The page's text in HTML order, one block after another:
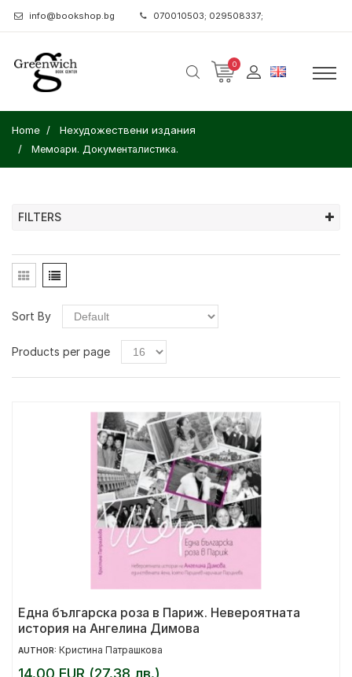
info@bookshop.bg 070010503; 029508337;
0
Home Нехудожествени издания
Мемоари. Документалистика.
FILTERS
Sort By
Products per page
Една българска роза в Париж. Невероятната
история на Ангелина Димова
AUTHOR: Кристина Патрашкова
14.00 EUR (27.38 лв.)